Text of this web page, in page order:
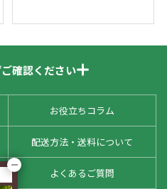
確認ください
お役立ちコラム
配送方法・送料について
よくあるご質問